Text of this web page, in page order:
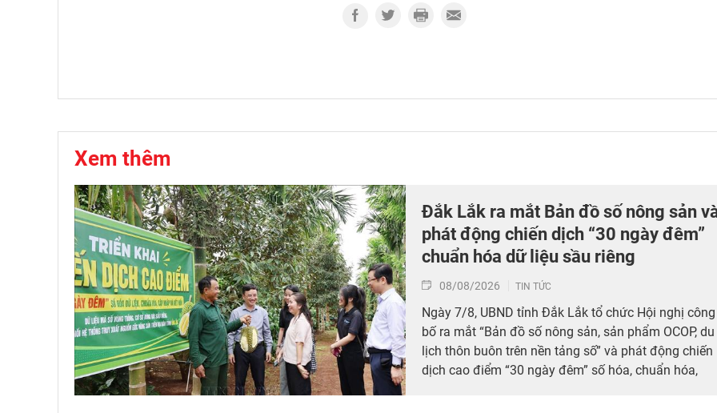
Xem thêm
Đắk Lắk ra mắt Bản đồ số nông sản
phát động chiến dịch “30 ngày đêm”
chuẩn hóa dữ liệu sầu riêng
08/08/2026 TIN TỨC
Ngày 7/8, UBND tỉnh Đắk Lắk tổ chức Hội nghị công
bố ra mắt “Bản đồ số nông sản, sản phẩm OCOP, du
lịch thôn buôn trên nền tảng số” và phát động chiến
dịch cao điểm “30 ngày đêm” số hóa, chuẩn hóa,